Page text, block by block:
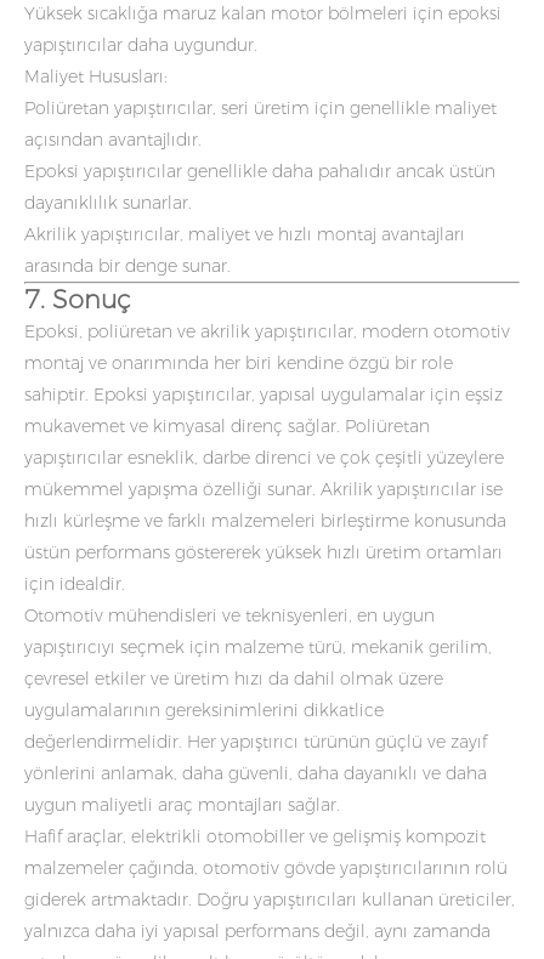
Yüksek sıcaklığa maruz kalan motor bölmeleri için epoksi
yapıştırıcılar daha uygundur.
Maliyet Hususları:
Poliüretan yapıştırıcılar, seri üretim için genellikle maliyet
açısından avantajlıdır.
Epoksi yapıştırıcılar genellikle daha pahalıdır ancak üstün
dayanıklılık sunarlar.
Akrilik yapıştırıcılar, maliyet ve hızlı montaj avantajları
arasında bir denge sunar.
7. Sonuç
Epoksi, poliüretan ve akrilik yapıştırıcılar, modern otomotiv
montaj ve onarımında her biri kendine özgü bir role
sahiptir. Epoksi yapıştırıcılar, yapısal uygulamalar için eşsiz
mukavemet ve kimyasal direnç sağlar. Poliüretan
yapıştırıcılar esneklik, darbe direnci ve çok çeşitli yüzeylere
mükemmel yapışma özelliği sunar. Akrilik yapıştırıcılar ise
hızlı kürleşme ve farklı malzemeleri birleştirme konusunda
üstün performans göstererek yüksek hızlı üretim ortamları
için idealdir.
Otomotiv mühendisleri ve teknisyenleri, en uygun
yapıştırıcıyı seçmek için malzeme türü, mekanik gerilim,
çevresel etkiler ve üretim hızı da dahil olmak üzere
uygulamalarının gereksinimlerini dikkatlice
değerlendirmelidir. Her yapıştırıcı türünün güçlü ve zayıf
yönlerini anlamak, daha güvenli, daha dayanıklı ve daha
uygun maliyetli araç montajları sağlar.
Hafif araçlar, elektrikli otomobiller ve gelişmiş kompozit
malzemeler çağında, otomotiv gövde yapıştırıcılarının rolü
giderek artmaktadır. Doğru yapıştırıcıları kullanan üreticiler,
yalnızca daha iyi yapısal performans değil, aynı zamanda